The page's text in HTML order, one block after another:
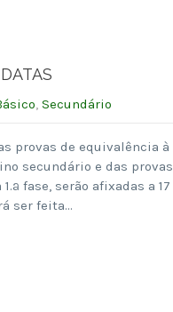
, Secundário
provas de equivalência à
secundário e das provas
fase, serão afixadas a 17
ser feita…